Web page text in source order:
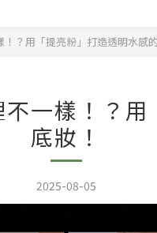
？用「提亮粉」打造透明水感
一樣！？
底妝！
2025-08-05